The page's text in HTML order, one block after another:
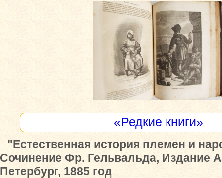
«Редкие книги»
"Естественная история племен и
Сочинение Фр. Гельвальда, Издание
Петербург, 1885 год